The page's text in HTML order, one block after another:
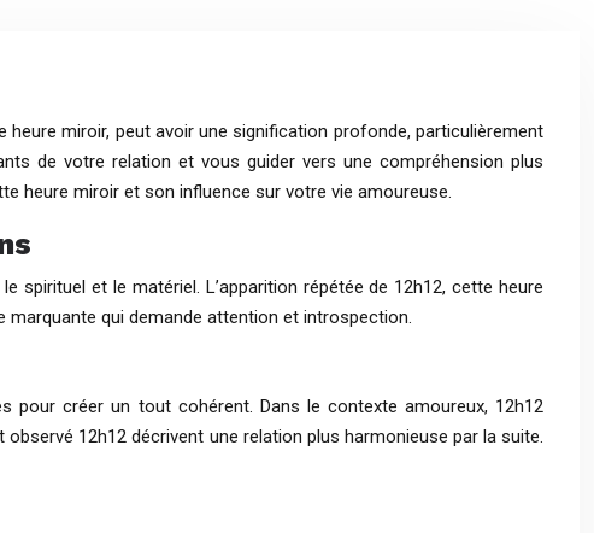
miroir, peut avoir une signification profonde, particulièrement
de votre relation et vous guider vers une compréhension plus
heure miroir et son influence sur votre vie amoureuse.
spirituel et le matériel. L’apparition répétée de 12h12, cette heure
marquante qui demande attention et introspection.
pour créer un tout cohérent. Dans le contexte amoureux, 12h12
12h12 décrivent une relation plus harmonieuse par la suite.